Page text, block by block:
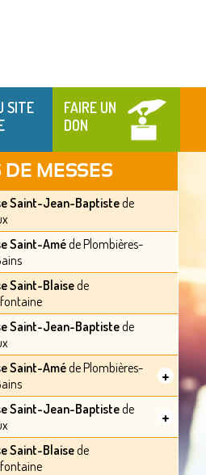
SITE
FAIRE UN
DON
DE MESSES
Saint-Jean-Baptistede
Saint-Améde Plombières-
Saint-Blaisede
Saint-Jean-Baptistede
Saint-Améde Plombières-
+
Saint-Jean-Baptistede
+
Saint-Blaisede